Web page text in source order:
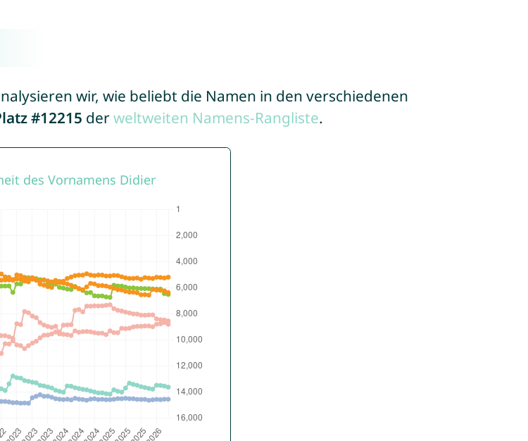
wir, wie beliebt die Namen in den verschiedenen
#12215 derweltweiten Namens-Rangliste.